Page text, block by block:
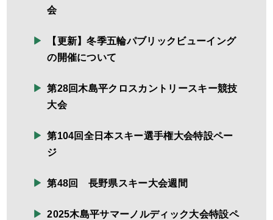
会
【更新】冬季五輪パブリックビューイング
の開催について
第28回木島平クロスカントリースキー競技
大会
第104回全日本スキー選手権大会特設ペー
ジ
第48回 長野県スキー大会週間
2025木島平サマーノルディック大会特設ペ